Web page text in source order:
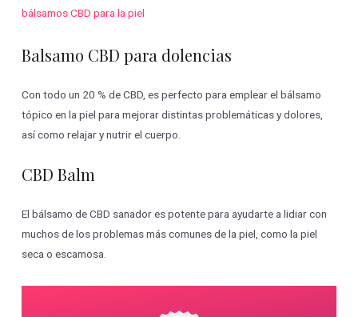
bálsamos CBD para la piel
Balsamo CBD para dolencias
Con todo un 20 % de CBD, es perfecto para emplear el bálsamo
tópico en la piel para mejorar distintas problemáticas y dolores,
así como relajar y nutrir el cuerpo.
CBD Balm
El bálsamo de CBD sanador es potente para ayudarte a lidiar con
muchos de los problemas más comunes de la piel, como la piel
seca o escamosa.